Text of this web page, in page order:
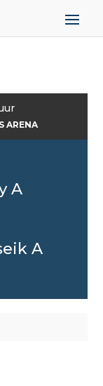
ARENA
A
A